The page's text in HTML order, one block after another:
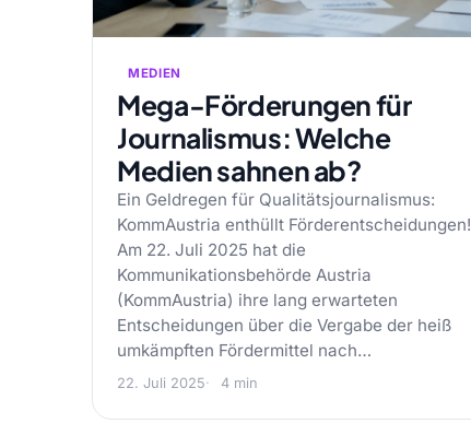
MEDIEN
Mega-Förderungen für
Journalismus: Welche
Medien sahnen ab?
Ein Geldregen für Qualitätsjournalismus:
KommAustria enthüllt Förderentscheidungen!
Am 22. Juli 2025 hat die
Kommunikationsbehörde Austria
(KommAustria) ihre lang erwarteten
Entscheidungen über die Vergabe der heiß
umkämpften Fördermittel nach…
22. Juli 2025 4 min